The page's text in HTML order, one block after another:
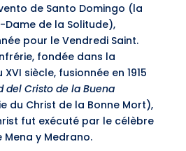
de Santo Domingo (la
de la Solitude),
pour le Vendredi Saint.
fondée dans la
siècle, fusionnée en 1915
del Cristo de la Buena
du Christ de la Bonne Mort),
fut exécuté par le célèbre
y Medrano.